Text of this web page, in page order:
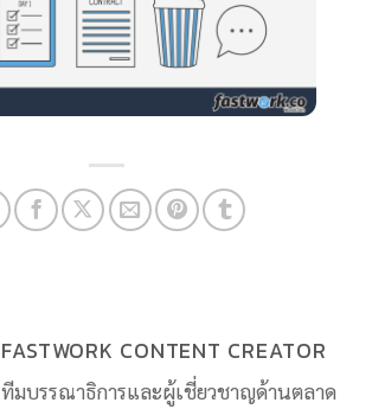
FASTWORK CONTENT CREATOR
ทีมบรรณาธิการและผู้เชี่ยวชาญด้านตลาด